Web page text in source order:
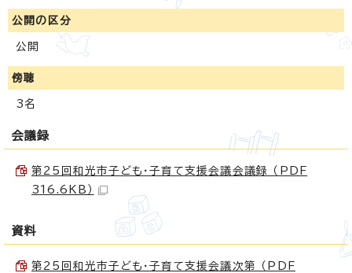
公開の区分
公開
傍聴
3名
会議録
第25回和光市子ども・子育て支援会議会議録 （PDF
316.6KB）
資料
第25回和光市子ども・子育て支援会議次第 （PDF